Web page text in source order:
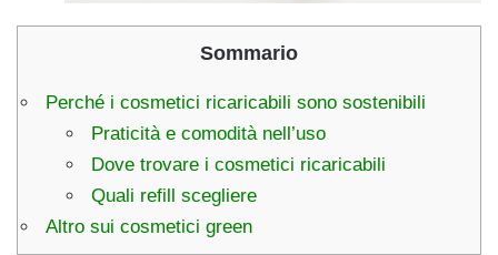
Sommario
Perché i cosmetici ricaricabili sono sostenibili
Praticità e comodità nell’uso
Dove trovare i cosmetici ricaricabili
Quali refill scegliere
Altro sui cosmetici green